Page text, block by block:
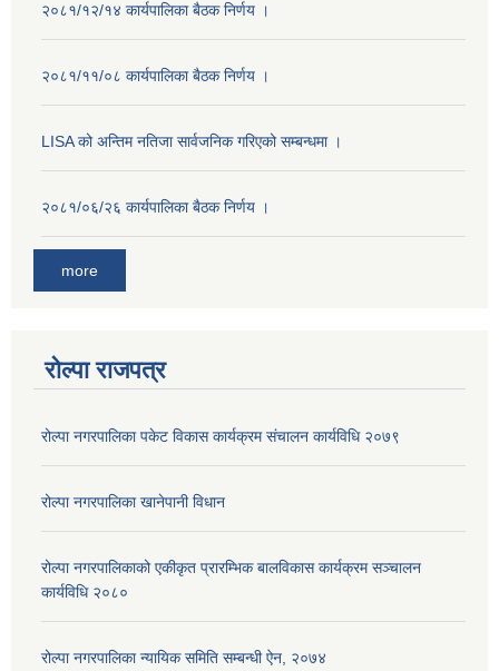
२०८१/१२/१४ कार्यपालिका बैठक निर्णय ।
२०८१/११/०८ कार्यपालिका बैठक निर्णय ।
LISA को अन्तिम नतिजा सार्वजनिक गरिएको सम्बन्धमा ।
२०८१/०६/२६ कार्यपालिका बैठक निर्णय ।
more
रोल्पा राजपत्र
रोल्पा नगरपालिका पकेट विकास कार्यक्रम संचालन कार्यविधि २०७९
रोल्पा नगरपालिका खानेपानी विधान
रोल्पा नगरपालिकाको एकीकृत प्रारम्भिक बालविकास कार्यक्रम सञ्चालन
कार्यविधि २०८०
रोल्पा नगरपालिका न्यायिक समिति सम्बन्धी ऐन, २०७४